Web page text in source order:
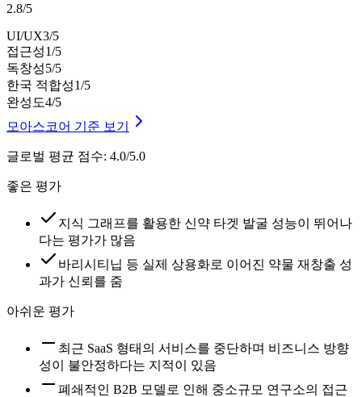
2.8/5
UI/UX3/5
접근성1/5
독창성5/5
한국 적합성1/5
완성도4/5
모아스코어 기준 보기
글로벌 평균 점수: 4.0/5.0
좋은 평가
지식 그래프를 활용한 신약 타겟 발굴 성능이 뛰어나
다는 평가가 많음
바리시티닙 등 실제 상용화로 이어진 약물 재창출 성
과가 신뢰를 줌
아쉬운 평가
최근 SaaS 형태의 서비스를 중단하며 비즈니스 방향
성이 불안정하다는 지적이 있음
폐쇄적인 B2B 모델로 인해 중소규모 연구소의 접근